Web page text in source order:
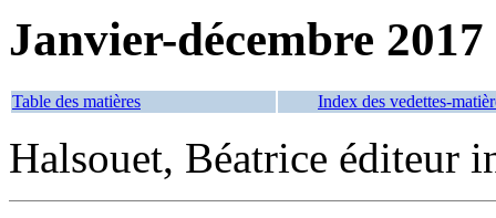
Janvier-décembre 2017
Table des matières Index des vedettes-
Halsouet, Béatrice éditeur